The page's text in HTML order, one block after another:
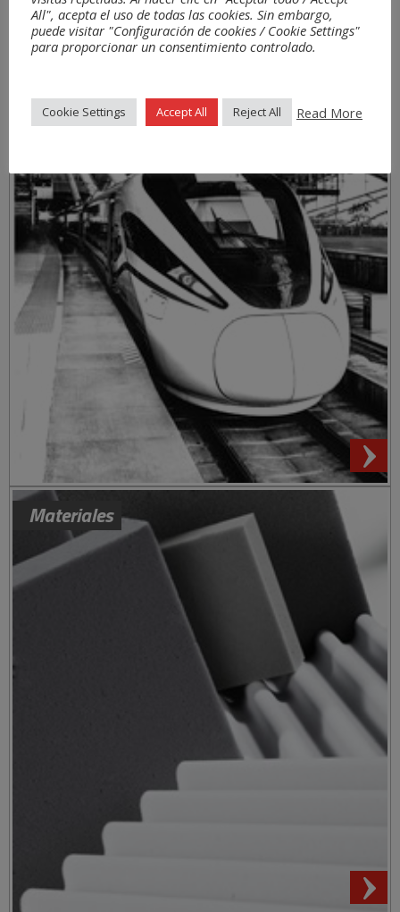
Materiales
All", acepta el uso de todas las cookies. Sin embargo,
puede visitar "Configuración de cookies / Cookie Settings"
para proporcionar un consentimiento controlado.
Cookie Settings Accept All Reject All Read More